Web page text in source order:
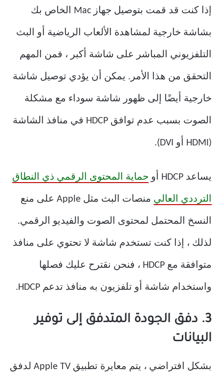
إذا كنت قد قمت بتوصيل جهاز Mac الخاص بك
بشاشة خارجية لمشاهدة الألعاب الرياضية أو البث
التلفزيوني المباشر على شاشة أكبر ، فمن المهم
التحقق من هذا الأمر. يمكن أن يؤدي توصيل شاشة
خارجية أيضًا إلى ظهور شاشة سوداء مع مشكلة
الصوت بسبب عدم توافق HDCP في منافذ الشاشة
(HDMI أو DVI).
يساعد HDCP أو حماية المحتوى الرقمي ذي النطاق
الترددي العالي منصات البث مثل Apple على منع
النسخ المحتمل لمحتوى الصوت والفيديو الرقمي.
لذلك ، إذا كنت تستخدم شاشة لا تحتوي على منافذ
متوافقة مع HDCP ، فنحن نقترح عليك فصلها
واستخدام شاشة أو تلفزيون به منافذ تدعم HDCP.
3. دفق الجودة المتدفق إلى توفير
البيانات
بشكل افتراضي ، يتم معايرة تطبيق Apple TV لدفق